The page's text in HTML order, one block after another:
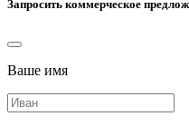
Запросить коммерческое
Ваше имя